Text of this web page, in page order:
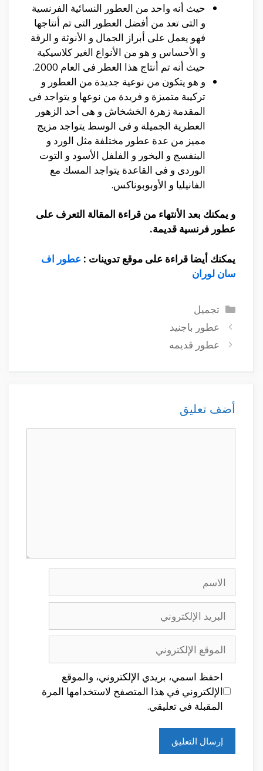
حيث أنه واحد من العطور النسائية الفرنسية
و التى تعد من أفضل العطور التى تم أنتاجها
فهو يعمل على أبراز الجمال و الأنوثة و الرقة
و الأحساس و هو من الأنواع الغير كلاسيكية
حيث أنه تم أنتاج هذا العطر فى العام 2000.
و هو يتكون من نوعية جديدة من العطور و
تركيبة متميزة و فريدة من نوعها و يتواجد فى
المقدمة زهرة الخشخاش و هى أحد الزهور
العطرية الجميلة و فى الوسط يتواجد مزيج
مميز من عدة عطور مختلفة مثل الورد و
البنفسج و البخور و الفلفل الأسود و التوت
الوردى و فى القاعدة يتواجد المسك مع
الفانيليا و الأوبوبوناكس.
و يمكنك بعد الأنتهاء من قراءة المقالة التعرف على
عطور فرنسية قديمة.
يمكنك أيضا قراءة على موقع تدوينات : عطور اف
سان لوران
التصنيفات
تجميل
عطور باجنيد
عطور قديمه
أضف تعليق
الإلكتروني
الإلكتروني
احفظ اسمي، بريدي الإلكتروني، والموقع
الإلكتروني في هذا المتصفح لاستخدامها المرة
المقبلة في تعليقي.